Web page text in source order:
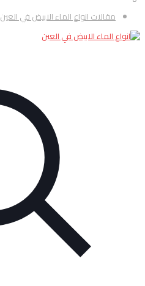
مقالات انواع الماء الابيض في العين